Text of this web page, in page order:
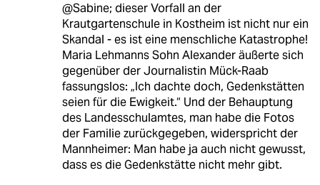
@Sabine; dieser Vorfall an der
Krautgartenschule in Kostheim ist nicht nur ein
Skandal - es ist eine menschliche Katastrophe!
Maria Lehmanns Sohn Alexander äußerte sich
gegenüber der Journalistin Mück-Raab
fassungslos: „Ich dachte doch, Gedenkstätten
seien für die Ewigkeit.“ Und der Behauptung
des Landesschulamtes, man habe die Fotos
der Familie zurückgegeben, widerspricht der
Mannheimer: Man habe ja auch nicht gewusst,
dass es die Gedenkstätte nicht mehr gibt.